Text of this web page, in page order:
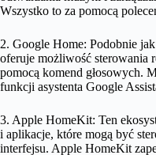
Wszystko to za pomocą
2. Google Home: Podobnie
oferuje możliwość sterowania
pomocą komend głosowych.
funkcji asystenta Google
3. Apple HomeKit: Ten
i aplikacje, które mogą być
interfejsu. Apple HomeKit